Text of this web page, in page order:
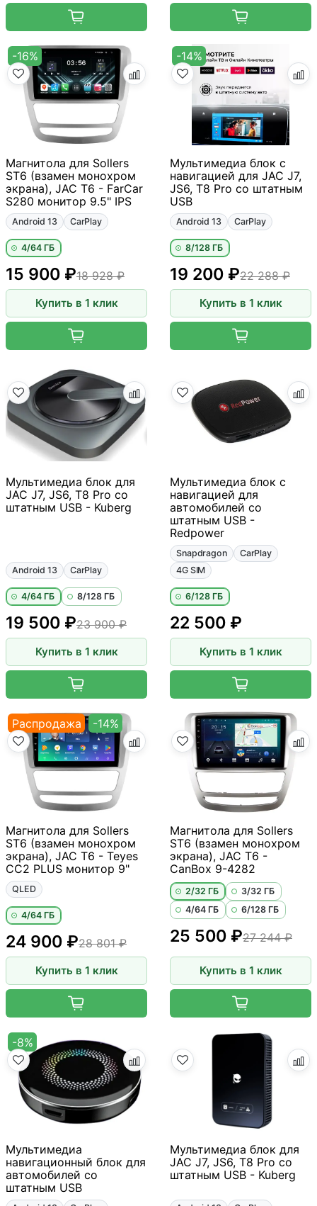
-16%
Магнитола для Sollers
ST6 (взамен монохром
экрана), JAC T6 - FarCar
S280 монитор 9.5" IPS
Android 13 CarPlay
4/64 ГБ
18 928 ₽
15 900 ₽
Купить в 1 клик
-14%
Мультимедиа блок с
навигацией для JAC J7,
JS6, T8 Pro со штатным
USB
Android 13 CarPlay
8/128 ГБ
22 288 ₽
19 200 ₽
Купить в 1 клик
Мультимедиа блок для
JAC J7, JS6, T8 Pro со
штатным USB - Kuberg
Android 13 CarPlay
4/64 ГБ 8/128 ГБ
19 500 ₽23 900 ₽
Купить в 1 клик
Мультимедиа блок с
навигацией для
автомобилей со
штатным USB -
Redpower
Snapdragon
CarPlay
4G SIM
6/128 ГБ
22 500 ₽
Купить в 1 клик
Распродажа -14%
Магнитола для Sollers
ST6 (взамен монохром
экрана), JAC T6 - Teyes
CC2 PLUS монитор 9"
QLED
4/64 ГБ
28 801 ₽
24 900 ₽
Купить в 1 клик
Магнитола для Sollers
ST6 (взамен монохром
экрана), JAC T6 -
CanBox 9-4282
2/32 ГБ
3/32 ГБ
4/64 ГБ
6/128 ГБ
25 500 ₽27 244 ₽
Купить в 1 клик
-8%
Мультимедиа
навигационный блок для
автомобилей со
штатным USB
Мультимедиа блок для
JAC J7, JS6, T8 Pro со
штатным USB - Kuberg